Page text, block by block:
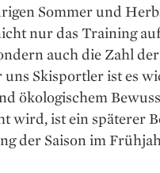
Sommer und
nur das Training
auch die Zahl der
Skisportler ist es
ökologischem
wird, ist ein späterer
der Saison im